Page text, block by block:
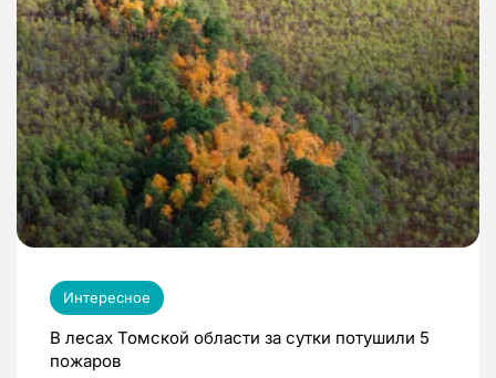
Интересное
В лесах Томской области за сутки потушили 5
пожаров